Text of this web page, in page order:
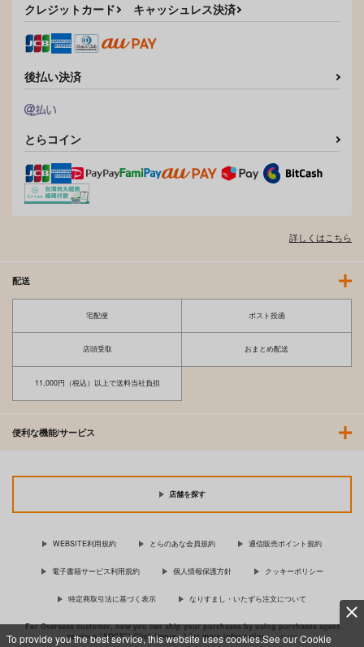
To provide you the best service, this website uses cookies.See our Cookie
クレジットカード キャッシュレス決済
後払い決済
とらコイン
詳しくはこちら
配送
宅配便 ポスト投函
店頭受取 おまとめ配送
11,000円（税込）以上で送料当社負担
便利な機能/サービス
店舗を探す
WEBSITE利用規約 とらのあな会員規約 通信販売ポイント規約
電子書籍サービス利用規約 個人情報保護方針 クッキーポリシー
特定商取引法に基づく表示 なりすまし・いたずら注文について
For Overseas customer, now you can ship your purchases by using purchases agent
services “AOCS”! Click {more…} for more information …more